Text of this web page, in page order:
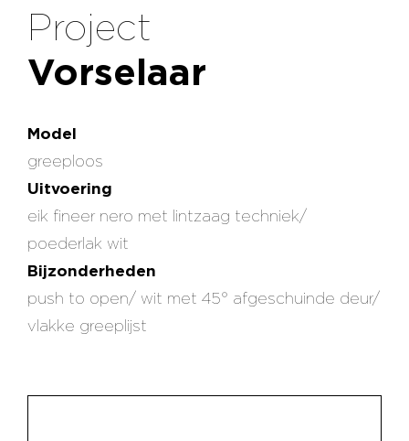
Project
Vorselaar
Model
greeploos
Uitvoering
eik fineer nero met lintzaag techniek/
poederlak wit
Bijzonderheden
push to open/ wit met 45° afgeschuinde deur/
vlakke greeplijst